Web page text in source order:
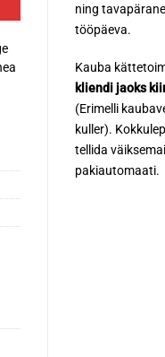
ning
tööpäeva.
Kauba
kliendi jaoks
(Erimelli
kuller).
tellida
pakiautomaati.